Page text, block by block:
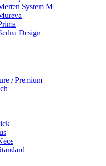
System M
Design
/ Premium